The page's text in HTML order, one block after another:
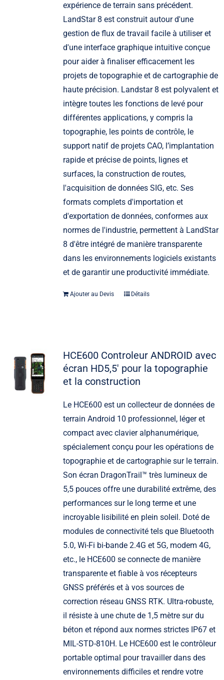
expérience de terrain sans précédent.
LandStar 8 est construit autour d'une
gestion de flux de travail facile à utiliser et
d'une interface graphique intuitive conçue
pour aider à finaliser efficacement les
projets de topographie et de cartographie de
haute précision. Landstar 8 est polyvalent et
intègre toutes les fonctions de levé pour
différentes applications, y compris la
topographie, les points de contrôle, le
support natif de projets CAO, l’implantation
rapide et précise de points, lignes et
surfaces, la construction de routes,
l'acquisition de données SIG, etc. Ses
formats complets d'importation et
d'exportation de données, conformes aux
normes de l'industrie, permettent à LandStar
8 d'être intégré de manière transparente
dans les environnements logiciels existants
et de garantir une productivité immédiate.
Ajouter au Devis Détails
HCE600 Controleur ANDROID avec
écran HD5,5′ pour la topographie
et la construction
Le HCE600 est un collecteur de données de
terrain Android 10 professionnel, léger et
compact avec clavier alphanumérique,
spécialement conçu pour les opérations de
topographie et de cartographie sur le terrain.
Son écran DragonTrail™ très lumineux de
5,5 pouces offre une durabilité extrême, des
performances sur le long terme et une
incroyable lisibilité en plein soleil. Doté de
modules de connectivité tels que Bluetooth
5.0, Wi-Fi bi-bande 2.4G et 5G, modem 4G,
etc., le HCE600 se connecte de manière
transparente et fiable à vos récepteurs
GNSS préférés et à vos sources de
correction réseau GNSS RTK. Ultra-robuste,
il résiste à une chute de 1,5 mètre sur du
béton et répond aux normes strictes IP67 et
MIL-STD-810H. Le HCE600 est le contrôleur
portable optimal pour travailler dans des
environnements difficiles et rendre votre